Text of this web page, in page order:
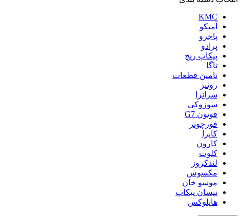
KMC
آمیکو
پاجرو
پرادو
پیکاپ ریچ
تاگا
تامین قطعات
رونیز
سرانزا
سوزوکی
فوتون G7
فورچونر
کاپرا
کارون
کلوت
لندکروز
مکسوس
موسو خان
نیسان پیکاپ
هایلوکس